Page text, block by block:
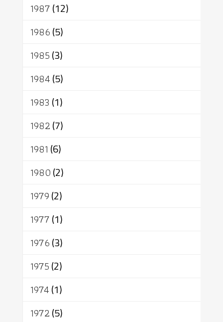
1987(12)
1986(5)
1985(3)
1984(5)
1983 (1)
1982(7)
1981 (6)
1980(2)
1979(2)
1977(1)
1976(3)
1975(2)
1974(1)
1972(5)